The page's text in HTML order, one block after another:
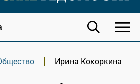
Ирина Кокоркина